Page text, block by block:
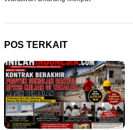
POS TERKAIT